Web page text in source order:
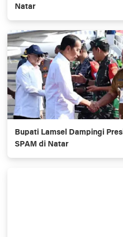
Natar
Bupati Lamsel Dampingi
SPAM di Natar